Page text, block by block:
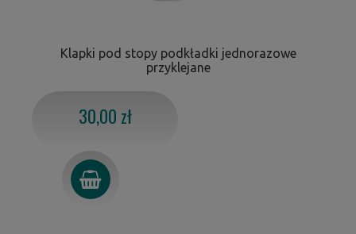
Klapki pod stopy podkładki jednorazowe
przyklejane
30,00 zł